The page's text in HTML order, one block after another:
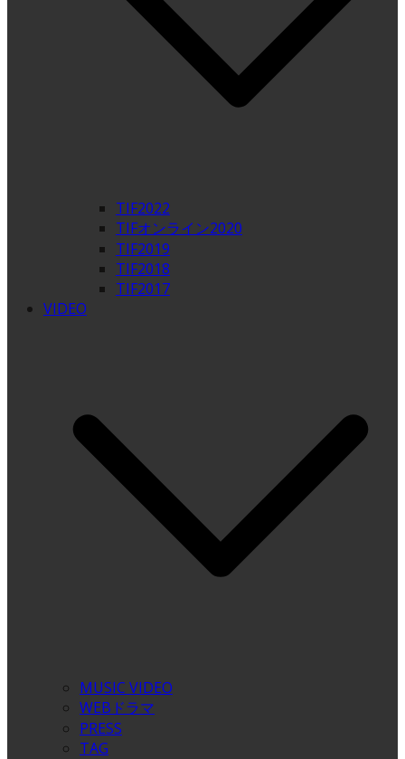
TIF2022
TIFオンライン2020
TIF2019
TIF2018
TIF2017
VIDEO
MUSIC VIDEO
WEBドラマ
PRESS
TAG